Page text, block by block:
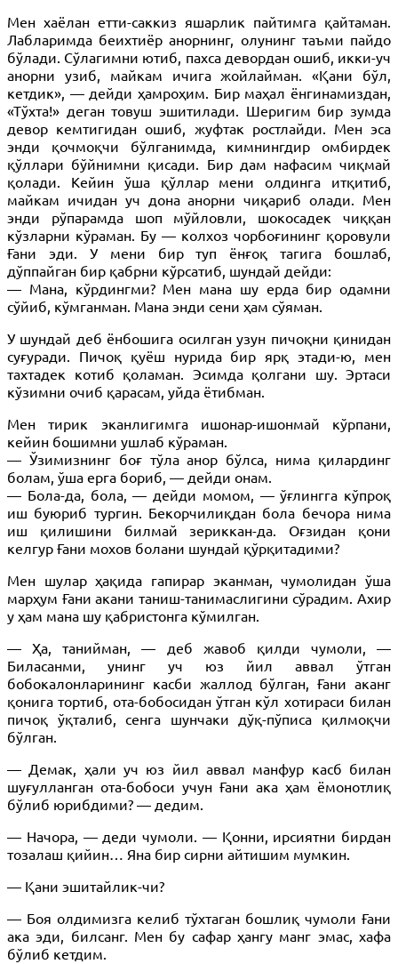
Мен хаёлан етти-саккиз яшарлик пайтимга қайтаман.
Лабларимда беихтиёр анорнинг, олунинг таъми пайдо
бўлади. Сўлагимни ютиб, пахса девордан ошиб, икки-уч
анорни узиб, майкам ичига жойлайман. «Қани бўл,
кетдик», — дейди ҳамроҳим. Бир маҳал ёнгинамиздан,
«Тўхта!» деган товуш эшитилади. Шеригим бир зумда
девор кемтигидан ошиб, жуфтак ростлайди. Мен эса
энди қочмоқчи бўлганимда, кимнингдир омбирдек
қўллари бўйнимни қисади. Бир дам нафасим чиқмай
қолади. Кейин ўша қўллар мени олдинга итқитиб,
майкам ичидан уч дона анорни чиқариб олади. Мен
энди рўпарамда шоп мўйловли, шокосадек чиққан
кўзларни кўраман. Бу — колхоз чорбоғининг қоровули
Ғани эди. У мени бир туп ёнғоқ тагига бошлаб,
дўппайган бир қабрни кўрсатиб, шундай дейди:
— Мана, кўрдингми? Мен мана шу ерда бир одамни
сўйиб, кўмганман. Мана энди сени ҳам сўяман.
У шундай деб ёнбошига осилган узун пичоқни қинидан
суғуради. Пичоқ қуёш нурида бир ярқ этади-ю, мен
тахтадек котиб қоламан. Эсимда қолгани шу. Эртаси
кўзимни очиб қарасам, уйда ётибман.
Мен тирик эканлигимга ишонар-ишонмай кўрпани,
кейин бошимни ушлаб кўраман.
— Ўзимизнинг боғ тўла анор бўлса, нима қилардинг
болам, ўша ерга бориб, — дейди онам.
— Бола-да, бола, — дейди момом, — ўғлингга кўпроқ
иш буюриб тургин. Бекорчилиқдан бола бечора нима
иш қилишини билмай зериккан-да. Оғзидан қони
келгур Ғани мохов болани шундай қўрқитадими?
Мен шулар ҳақида гапирар эканман, чумолидан ўша
марҳум Ғани акани таниш-танимаслигини сўрадим. Ахир
у ҳам мана шу қабристонга кўмилган.
— Ҳа, танийман, — деб жавоб қилди чумоли, —
Биласанми, унинг уч юз йил аввал ўтган
бобокалонларининг касби жаллод бўлган, Ғани аканг
қонига тортиб, ота-бобосидан ўтган кўл хотираси билан
пичоқ ўқталиб, сенга шунчаки дўқ-пўписа қилмоқчи
бўлган.
— Демак, ҳали уч юз йил аввал манфур касб билан
шуғулланган ота-бобоси учун Ғани ака ҳам ёмонотлиқ
бўлиб юрибдими? — дедим.
— Начора, — деди чумоли. — Қонни, ирсиятни бирдан
тозалаш қийин… Яна бир сирни айтишим мумкин.
— Қани эшитайлик-чи?
— Боя олдимизга келиб тўхтаган бошлиқ чумоли Ғани
ака эди, билсанг. Мен бу сафар ҳангу манг эмас, хафа
бўлиб кетдим.